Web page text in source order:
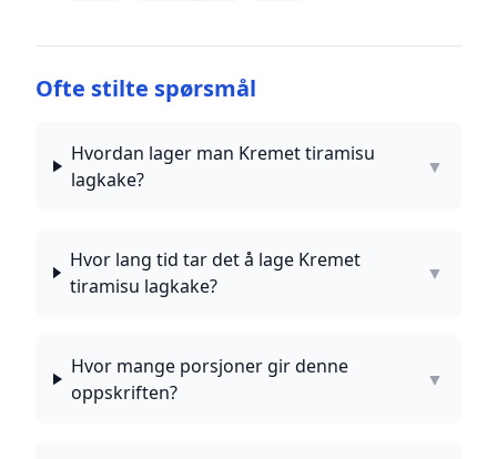
Ofte stilte spørsmål
Hvordan lager man Kremet tiramisu
lagkake?
▼
Hvor lang tid tar det å lage Kremet
tiramisu lagkake?
▼
Hvor mange porsjoner gir denne
oppskriften?
▼